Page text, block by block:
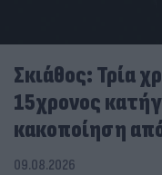
Σκιάθος: Τρία
15χρονος
κακοποίηση
09.08.2026